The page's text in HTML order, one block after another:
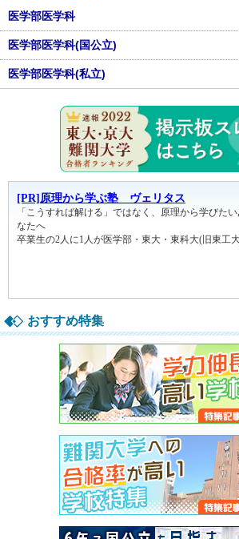
医学部医学科
医学部医学科(国公立)
医学部医学科(私立)
おすすめ特集